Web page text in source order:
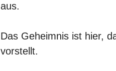
aus.
Das Geheimnis ist hier,
vorstellt.